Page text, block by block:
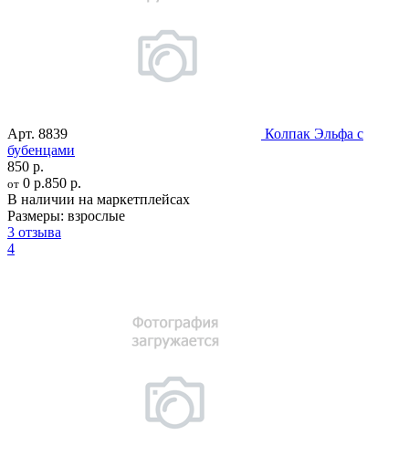
Арт. 8839
Колпак Эльфа с
бубенцами
850 р.
от 0 р.850 р.
В наличии на маркетплейсах
Размеры: взрослые
3 отзыва
4